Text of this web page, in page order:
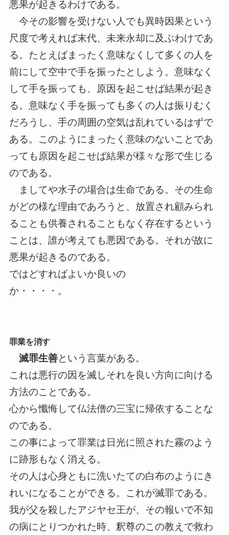
悪果が起きるわけである。
今その影響を受けない人でも異時因果という
尺度で考えれば末代、未来永却に及ぶわけであ
る。たとえばまったく意味なくして多くの人を
前にして空中で手を振ったとしよう。意味なく
して手を振っても、原因を起こせば結果が起き
る。意味なく手を振っても多くの人は振りむく
だろうし、手の周囲の空気は乱れているはずで
ある。このようにまったく意味のないことであ
っても原因を起こせば結果が様々な形で生じる
のである。
ましてや水子の場合は生命である。その生命
がどの様な理由であろうと、放置され顧みられ
ることも供養されることもなく存在するという
ことは、誰が考えても悪因である。それが故に
悪果が起きるのである。
ではどすればよいか良いの
か・・・・。
罪業を消す
滅罪生善という言葉がある。
これは悪行の因を滅しそれを良い方向に向ける
方法のことである。
心から懺悔して仏法僧の三宝に帰依することな
のである。
この事によって罪業は日光に照された霧のよう
に跡形もなく消える。
その人は心身ともに洗いたての白布のようにき
れいになることができる。これが滅罪である。
我が父を殺したアジヤセ王が、その報いで不知
の病にとりつかれた時、釈尊のこの教えで救わ